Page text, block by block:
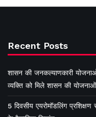
Recent Posts
शासन की जनकल्याणकारी
व्यक्ति को मिले शासन की
5 दिवसीय एयरोमॉडलिंग प्रशिक्षण